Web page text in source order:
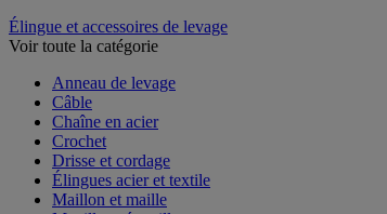
Élingue et accessoires de levage
Voir toute la catégorie
Anneau de levage
Câble
Chaîne en acier
Crochet
Drisse et cordage
Élingues acier et textile
Maillon et maille